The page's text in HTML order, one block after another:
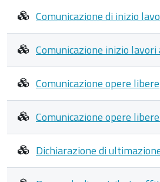
Comunicazione di inizio
Comunicazione inizio lavori
Comunicazione opere libere
Comunicazione opere
Dichiarazione di